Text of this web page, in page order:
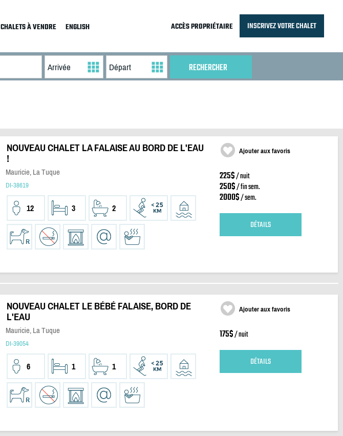
CHALETS À VENDRE ENGLISH ACCÈS PROPRIÉTAIRE INSCRIVEZ VOTRE CHALET
NOUVEAU CHALET LA FALAISE AU BORD DE L'EAU
!
Mauricie, La Tuque
DI-38619
12 3 2
Ajouter aux favoris
225$/ nuit
250$/ fin sem.
2000$/ sem.
DÉTAILS
NOUVEAU CHALET LE BÉBÉ FALAISE, BORD DE
L'EAU
Mauricie, La Tuque
DI-39054
6 1 1
Ajouter aux favoris
175$/ nuit
DÉTAILS